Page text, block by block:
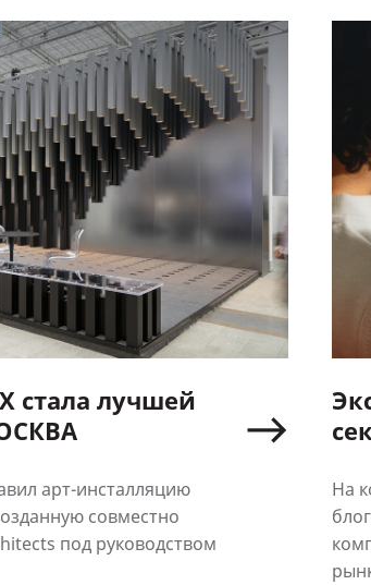
стала лучшей
арт-инсталляцию
совместно
под руководством
На